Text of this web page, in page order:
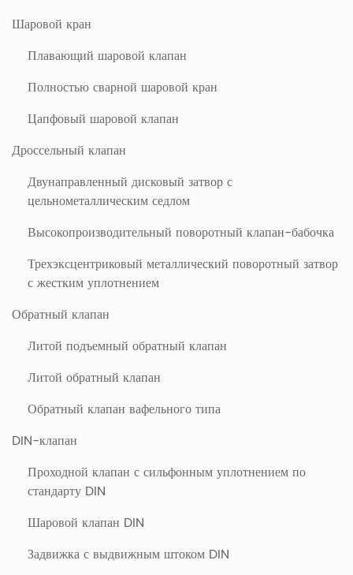
Шаровой кран
Плавающий шаровой клапан
Полностью сварной шаровой кран
Цапфовый шаровой клапан
Дроссельный клапан
Двунаправленный дисковый затвор с
цельнометаллическим седлом
Высокопроизводительный поворотный клапан-бабочка
Трехэксцентриковый металлический поворотный затвор
с жестким уплотнением
Обратный клапан
Литой подъемный обратный клапан
Литой обратный клапан
Обратный клапан вафельного типа
DIN-клапан
Проходной клапан с сильфонным уплотнением по
стандарту DIN
Шаровой клапан DIN
Задвижка с выдвижным штоком DIN